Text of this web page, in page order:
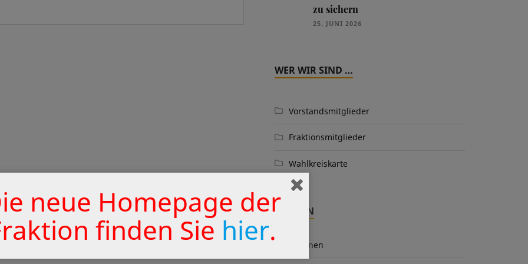
zu sichern
25. JUNI 2026
WER WIR SIND …
Vorstandsmitglieder
Fraktionsmitglieder
Wahlkreiskarte
THEMEN
Aktionen
neue Homepage der
finden Sie hier.